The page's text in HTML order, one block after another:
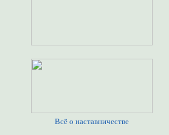
Всё о наставничестве